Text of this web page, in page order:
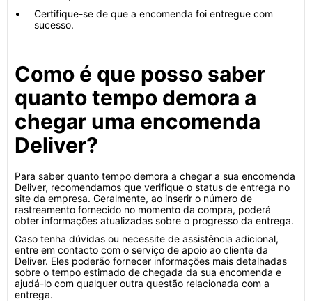
Certifique-se de que a encomenda foi entregue com
sucesso.
Como é que posso saber
quanto tempo demora a
chegar uma encomenda
Deliver?
Para saber quanto tempo demora a chegar a sua encomenda
Deliver, recomendamos que verifique o status de entrega no
site da empresa. Geralmente, ao inserir o número de
rastreamento fornecido no momento da compra, poderá
obter informações atualizadas sobre o progresso da entrega.
Caso tenha dúvidas ou necessite de assistência adicional,
entre em contacto com o serviço de apoio ao cliente da
Deliver. Eles poderão fornecer informações mais detalhadas
sobre o tempo estimado de chegada da sua encomenda e
ajudá-lo com qualquer outra questão relacionada com a
entrega.